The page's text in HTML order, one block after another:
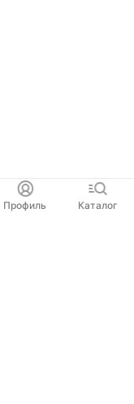
Профиль Каталог